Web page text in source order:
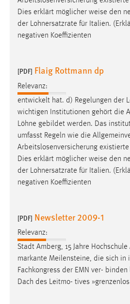
Dies erklärt möglicher weise den
der Lohnersatzrate für Italien.
negativen Koeffizienten
[PDF] Flaig Rottmann dp
Relevanz:
entwickelt hat. d) Regelungen der
wichtigen Institutionen gehört die
Löhne gebildet werden. Das
umfasst Regeln wie die
Arbeitslosenversicherung
Dies erklärt möglicher weise den
der Lohnersatzrate für Italien.
negativen Koeffizienten
[PDF] Newsletter 2009-1
Relevanz:
Stadt Amberg, 15 Jahre
markante Meilensteine, die sich in
Fachkongress der EMN ver-
Dach des Leitmo- tives